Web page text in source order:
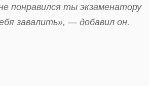
понравился ты экзаменатору
завалить», — добавил он.